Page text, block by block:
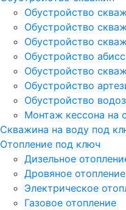
Обустройство
Обустройство
Обустройство
Обустройство
Обустройство
Обустройство
Обустройство
Монтаж кессона на
Скважина на воду под
Отопление под ключ
Дизельное
Дровяное отопление
Электрическое
Газовое отопление